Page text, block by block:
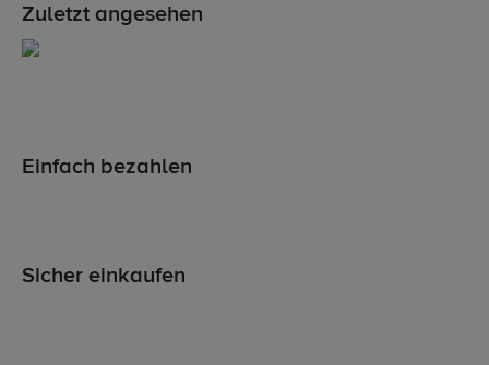
Zuletzt angesehen
Einfach bezahlen
Sicher einkaufen